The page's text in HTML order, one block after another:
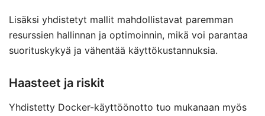
Lisäksi yhdistetyt mallit mahdollistavat paremman
resurssien hallinnan ja optimoinnin, mikä voi parantaa
suorituskykyä ja vähentää käyttökustannuksia.
Haasteet ja riskit
Yhdistetty Docker-käyttöönotto tuo mukanaan myös